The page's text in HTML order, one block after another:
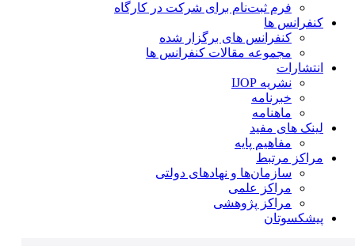
فرم ثبت‌نام برای شرکت در کارگاه
کنفرانس ها
کنفرانس های برگزار شده
مجموعه مقالات کنفرانس ها
انتشارات
نشریه IJOP
خبرنامه
ماهنامه
لینک های مفید
مفاهیم پایه
مراکز مرتبط
سازمان‌ها و نهادهای دولتی
مراکز علمی
مراکز پژوهشی
پیشکسوتان